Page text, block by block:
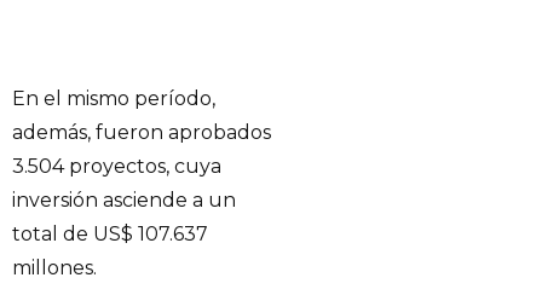
En el mismo período,
además, fueron aprobados
3.504 proyectos, cuya
inversión asciende a un
total de US$ 107.637
millones.